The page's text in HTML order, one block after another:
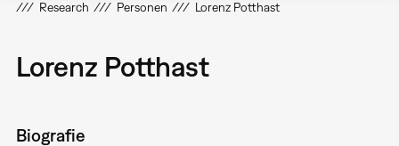
Research Personen Lorenz Potthast
Lorenz Potthast
Biografie